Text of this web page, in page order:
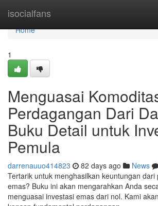
isocialfans
Home
Home
1
Menguasai
Perdagangan Dari
Buku Detail untuk
Pemula
darrenauuo414823 82 days ago News
Tertarik untuk menghasilkan keuntungan
emas? Buku ini akan mengarahkan Anda
menguasai investasi emas dari nol. Kami